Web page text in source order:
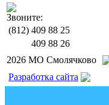
Звоните:
(812) 409 88 25
409 88 26
2026 МО Смолячково
Разработка сайта